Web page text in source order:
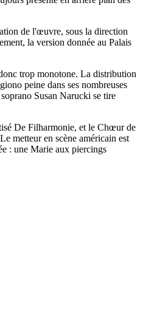
de l'œuvre, sous la direction
la version donnée au Palais
trop monotone. La distribution
peine dans ses nombreuses
Susan Narucki se tire
De Filharmonie, et le Chœur de
metteur en scène américain est
: une Marie aux piercings